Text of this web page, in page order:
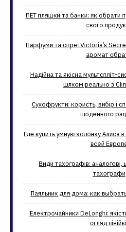
ПЕТ пляшки та банки: як обрати
свого
Парфуми та спреї Victoria’s
аромат
Надійна та якісна мультспліт-
цілком реально з
Сухофрукти: користь, вибір і
щоденного
Где купить умную колонку Алиса
всей
Види тахографів:
тахографи
Паяльник для дома: как
Електрочайники DeLonghi:
огляд